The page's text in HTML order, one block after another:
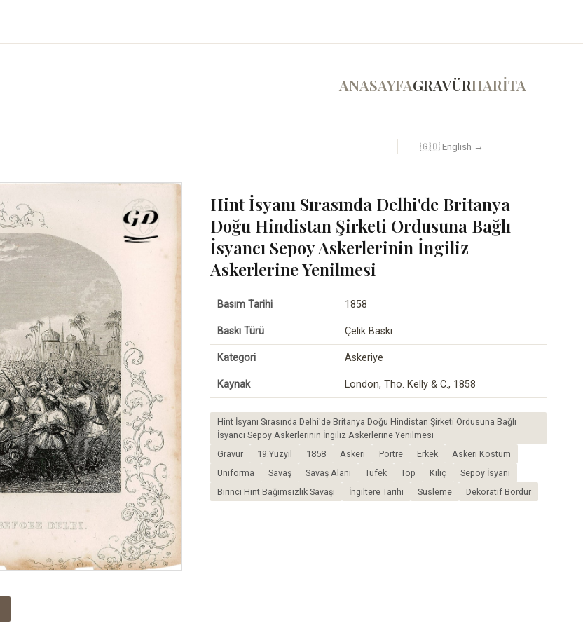
ANASAYFAGRAVÜRHARİTA
🇬🇧 English →
Hint İsyanı Sırasında Delhi'de Britanya
Doğu Hindistan Şirketi Ordusuna Bağlı
İsyancı Sepoy Askerlerinin İngiliz
Askerlerine Yenilmesi
Basım Tarihi 1858
Baskı Türü Çelik Baskı
Kategori Askeriye
Kaynak London, Tho. Kelly & C., 1858
Hint İsyanı Sırasında Delhi'de Britanya Doğu Hindistan Şirketi Ordusuna Bağlı
İsyancı Sepoy Askerlerinin İngiliz Askerlerine Yenilmesi
Gravür
19.Yüzyıl 1858 Askeri Portre Erkek
Askeri Kostüm
Uniforma
Savaş Savaş Alanı Tüfek Top Kılıç
Sepoy İsyanı
Birinci Hint Bağımsızlık Savaşı
İngiltere Tarihi Süsleme Dekoratif Bordür